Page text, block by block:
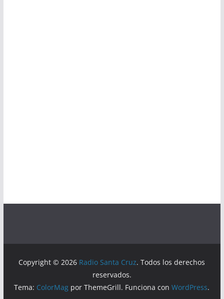
Copyright © 2026 Radio Santa Cruz. Todos los derechos
reservados.
Tema: ColorMag por ThemeGrill. Funciona conWordPress.